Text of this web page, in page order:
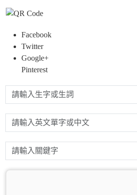
Facebook
Twitter
Google+
Pinterest
請輸入生字或生詞
請輸入英文單字或中文
請輸入關鍵字